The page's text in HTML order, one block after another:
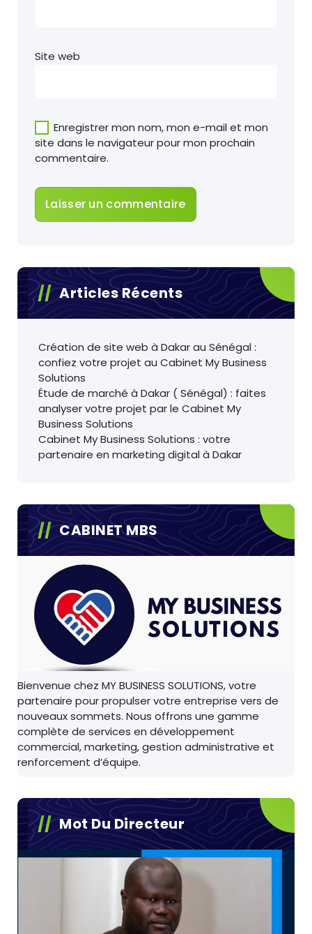
Site web
Enregistrer mon nom, mon e-mail et mon
site dans le navigateur pour mon prochain
commentaire.
Articles Récents
Création de site web à Dakar au Sénégal :
confiez votre projet au Cabinet My Business
Solutions
Étude de marché à Dakar ( Sénégal) : faites
analyser votre projet par le Cabinet My
Business Solutions
Cabinet My Business Solutions : votre
partenaire en marketing digital à Dakar
CABINET MBS
Bienvenue chez MY BUSINESS SOLUTIONS, votre
partenaire pour propulser votre entreprise vers de
nouveaux sommets. Nous offrons une gamme
complète de services en développement
commercial, marketing, gestion administrative et
renforcement d’équipe.
Mot Du Directeur